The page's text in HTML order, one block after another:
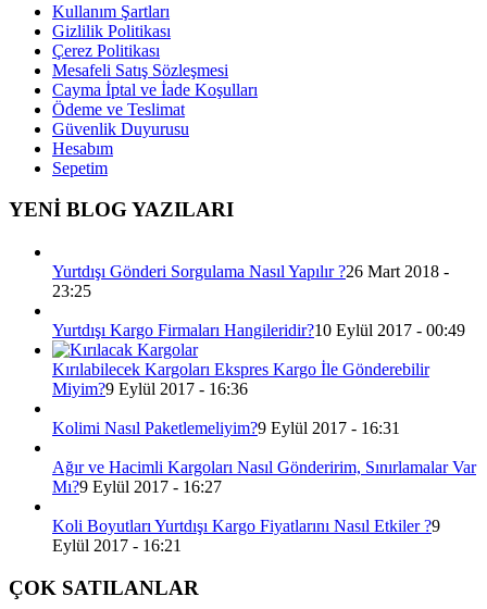
Kullanım Şartları
Gizlilik Politikası
Çerez Politikası
Mesafeli Satış Sözleşmesi
Cayma İptal ve İade Koşulları
Ödeme ve Teslimat
Güvenlik Duyurusu
Hesabım
Sepetim
YENİ BLOG YAZILARI
Yurtdışı Gönderi Sorgulama Nasıl Yapılır ?26 Mart 2018 -
23:25
Yurtdışı Kargo Firmaları Hangileridir?10 Eylül 2017 - 00:49
Kırılabilecek Kargoları Ekspres Kargo İle Gönderebilir
Miyim?9 Eylül 2017 - 16:36
Kolimi Nasıl Paketlemeliyim?9 Eylül 2017 - 16:31
Ağır ve Hacimli Kargoları Nasıl Gönderirim, Sınırlamalar Var
Mı?9 Eylül 2017 - 16:27
Koli Boyutları Yurtdışı Kargo Fiyatlarını Nasıl Etkiler ?9
Eylül 2017 - 16:21
ÇOK SATILANLAR